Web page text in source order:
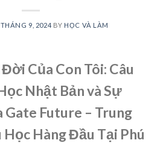
THÁNG 9, 2024 BY HỌC VÀ LÀM
Của Con Tôi: Câu
Nhật Bản và Sự
Gate Future – Trung
Học Hàng Đầu Tại Phú